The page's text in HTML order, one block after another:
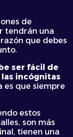
de
tendrán una
que debes
ser fácil de
incógnitas
es que siempre
estos
son más
tienen una